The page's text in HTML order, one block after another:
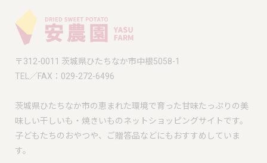
〒312-0011 茨城県ひたちなか市中根5058-1
TEL／FAX：029-272-6496
茨城県ひたちなか市の恵まれた環境で育った甘味たっぷりの美
味しい干しいも・焼きいものネットショッピングサイトです。
子どもたちのおやつや、ご贈答品などにもおすすめしていま
す。